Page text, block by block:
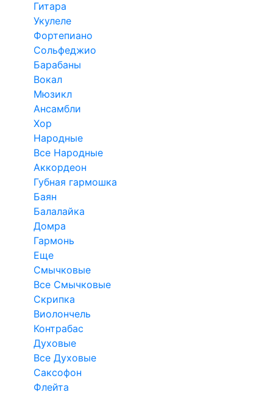
Гитара
Укулеле
Фортепиано
Сольфеджио
Барабаны
Вокал
Мюзикл
Ансамбли
Хор
Народные
Все Народные
Аккордеон
Губная гармошка
Баян
Балалайка
Домра
Гармонь
Еще
Смычковые
Все Смычковые
Скрипка
Виолончель
Контрабас
Духовые
Все Духовые
Саксофон
Флейта